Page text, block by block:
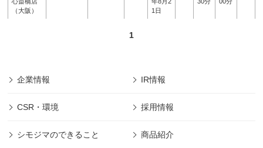
（大阪）
1日
1
企業情報 IR情報
CSR・環境 採用情報
シモジマのできること 商品紹介